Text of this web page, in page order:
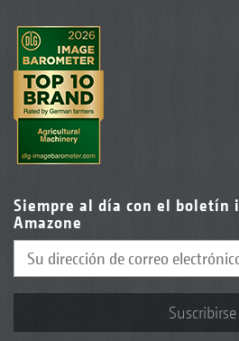
Siempre al día con el boletín
Amazone
Suscribirse